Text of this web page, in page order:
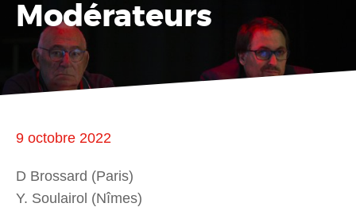
Modérateurs
9 octobre 2022
D Brossard (Paris)
Y. Soulairol (Nîmes)